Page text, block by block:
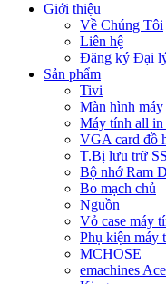
Giới thiệu
Về Chúng Tôi
Liên hệ
Đăng ký Đại
Sản phẩm
Tivi
Màn hình máy
Máy tính all in
VGA card đồ
T.Bị lưu trữ
Bộ nhớ Ram
Bo mạch chủ
Nguồn
Vỏ case máy
Phụ kiện máy
MCHOSE
emachines